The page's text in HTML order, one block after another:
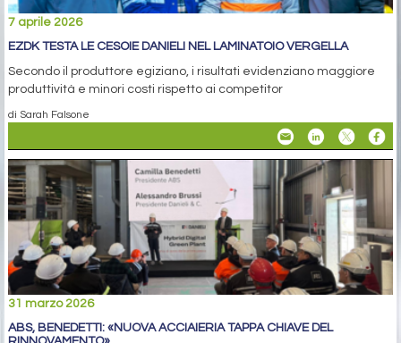
7 aprile 2026
EZDK TESTA LE CESOIE DANIELI NEL LAMINATOIO VERGELLA
Secondo il produttore egiziano, i risultati evidenziano maggiore
produttività e minori costi rispetto ai competitor
di Sarah Falsone
31 marzo 2026
ABS, BENEDETTI: «NUOVA ACCIAIERIA TAPPA CHIAVE DEL